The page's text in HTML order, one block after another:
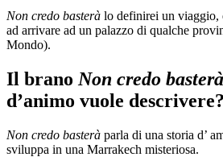
Non credo basterà lo definirei un viaggio,
ad arrivare ad un palazzo di qualche
Mondo).
Il brano Non credo basterà
d’animo vuole descrivere?
Non credo basterà parla di una storia d’
sviluppa in una Marrakech misteriosa.